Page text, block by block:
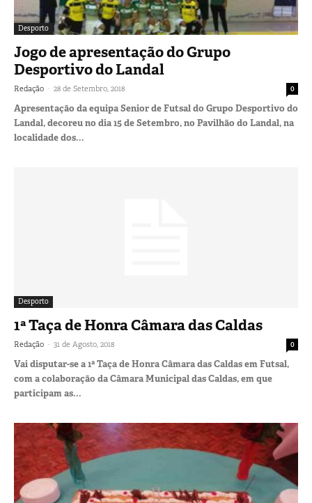
Desporto
Jogo de apresentação do Grupo
Desportivo do Landal
Redação - 28 de Setembro, 2018 0
Apresentação da equipa Senior de Futsal do Grupo Desportivo do
Landal, decoreu no dia 15 de Setembro, no Pavilhão do Landal, na
localidade dos...
Desporto
1ª Taça de Honra Câmara das Caldas
Redação - 31 de Agosto, 2018 0
Vai disputar-se a 1ª Taça de Honra Câmara das Caldas em Futsal,
com a colaboração da Câmara Municipal das Caldas, em que
participam as...